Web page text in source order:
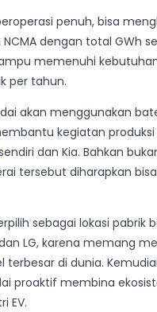
penuh, bisa
dengan total GWh
memenuhi
per tahun.
akan menggunakan
kegiatan
dan Kia. Bahkan
tersebut diharapkan
sebagai lokasi pabrik
LG, karena memang
terbesar di dunia.
proaktif membina
EV.